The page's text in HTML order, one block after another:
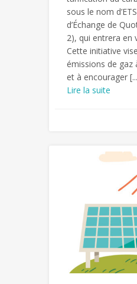
sous le nom
d’Échange de
2), qui entrera en
Cette initiative
émissions de gaz
et à encourager
Lire la suite